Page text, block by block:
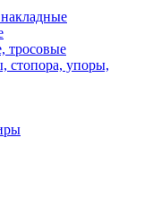
тросовые
стопора, упоры,